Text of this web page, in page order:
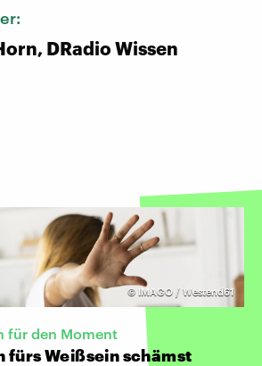
DRadio Wissen
© IMAGO / Westend61
für den Moment
fürs Weißsein schämst